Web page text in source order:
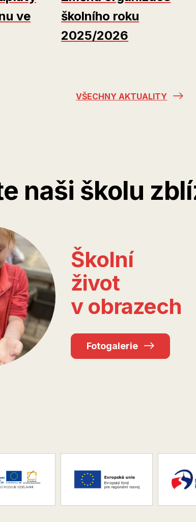
ve
školního roku
2025/2026
VŠECHNY AKTUALITY
naši školu
Školní
život
v obrazech
Fotogalerie